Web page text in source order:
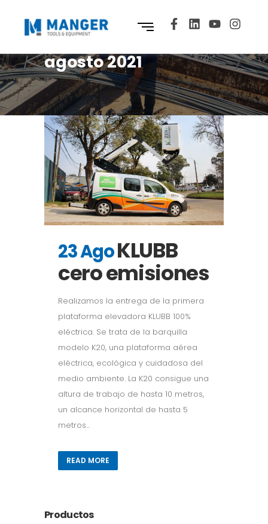
agosto 2021
23 AgoKLUBB
cero emisiones
Realizamos la entrega de la primera
plataforma elevadora KLUBB 100%
eléctrica. Se trata de la barquilla
modelo K20, una plataforma aérea
eléctrica, ecológica y cuidadosa del
medio ambiente. La K20 consigue una
altura de trabajo de hasta 10 metros,
un alcance horizontal de hasta 5
metros...
READ MORE
Productos